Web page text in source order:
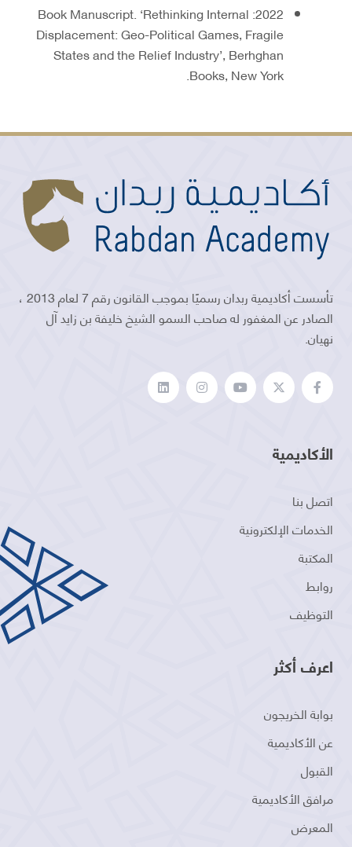
2022: Book Manuscript. ‘Rethinking Internal
Displacement: Geo-Political Games, Fragile
States and the Relief Industry’, Berhghan
Books, New York.
تأسست أكاديمية ربدان رسميًا بموجب القانون رقم 7 لعام 2013 ،
الصادر عن المغفور له صاحب السمو الشيخ خليفة بن زايد آل
نهيان.
الأكاديمية
اتصل بنا
الخدمات الإلكترونية
المكتبة
روابط
التوظيف
اعرف أكثر
بوابة الخريجون
عن الأكاديمية
القبول
مرافق الأكاديمية
المعرض